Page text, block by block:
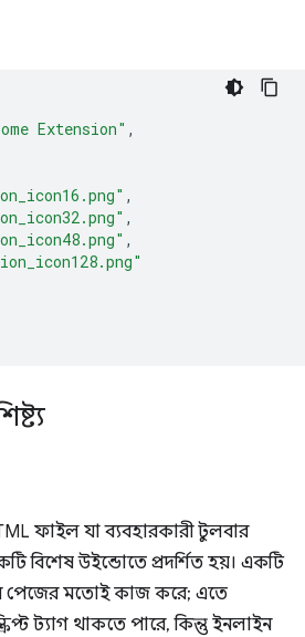
Extension" ,
,
,
,
ফাইল যা ব্যবহারকারী টুলবার
বিশেষ উইন্ডোতে প্রদর্শিত হয়। একটি
মতোই কাজ করে; এতে
ট্যাগ থাকতে পারে, কিন্তু ইনলাইন